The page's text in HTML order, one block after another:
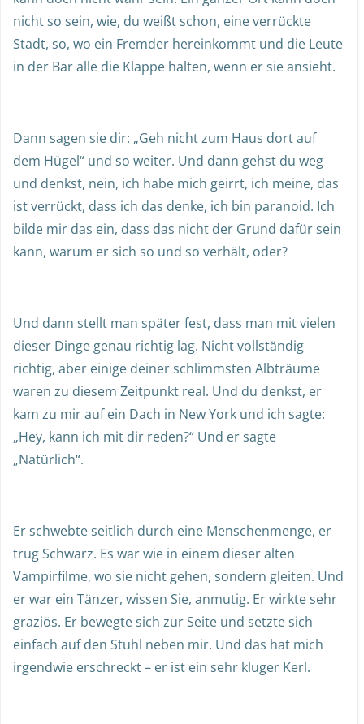
nicht so sein, wie, du weißt schon, eine verrückte
Stadt, so, wo ein Fremder hereinkommt und die Leute
in der Bar alle die Klappe halten, wenn er sie ansieht.
Dann sagen sie dir: „Geh nicht zum Haus dort auf
dem Hügel“ und so weiter. Und dann gehst du weg
und denkst, nein, ich habe mich geirrt, ich meine, das
ist verrückt, dass ich das denke, ich bin paranoid. Ich
bilde mir das ein, dass das nicht der Grund dafür sein
kann, warum er sich so und so verhält, oder?
Und dann stellt man später fest, dass man mit vielen
dieser Dinge genau richtig lag. Nicht vollständig
richtig, aber einige deiner schlimmsten Albträume
waren zu diesem Zeitpunkt real. Und du denkst, er
kam zu mir auf ein Dach in New York und ich sagte:
„Hey, kann ich mit dir reden?“ Und er sagte
„Natürlich“.
Er schwebte seitlich durch eine Menschenmenge, er
trug Schwarz. Es war wie in einem dieser alten
Vampirfilme, wo sie nicht gehen, sondern gleiten. Und
er war ein Tänzer, wissen Sie, anmutig. Er wirkte sehr
graziös. Er bewegte sich zur Seite und setzte sich
einfach auf den Stuhl neben mir. Und das hat mich
irgendwie erschreckt – er ist ein sehr kluger Kerl.